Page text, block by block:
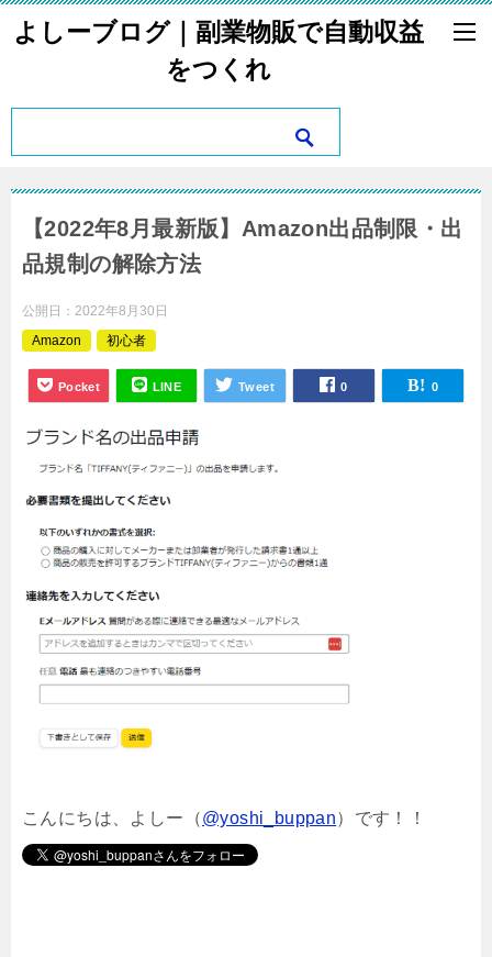
よしーブログ｜副業物販で自動収益
をつくれ
【2022年8月最新版】Amazon出品制限・出
品規制の解除方法
公開日： 2022年8月30日
Amazon
初心者
Pocket LINE Tweet 0 0
こんにちは、よしー（@yoshi_buppan）です！！